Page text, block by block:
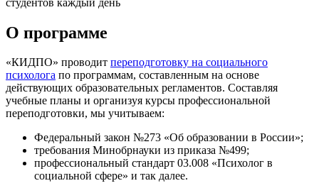
О программе
«КИДПО» проводит переподготовку на социального
психолога по программам, составленным на основе
действующих образовательных регламентов. Составляя
учебные планы и организуя курсы профессиональной
переподготовки, мы учитываем:
Федеральный закон №273 «Об образовании в России»;
требования Минобрнауки из приказа №499;
профессиональный стандарт 03.008 «Психолог в
социальной сфере» и так далее.